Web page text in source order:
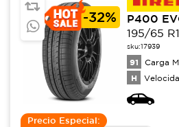
-32%
P400
195/65
sku:17939
91 Carga
H
Precio Especial: